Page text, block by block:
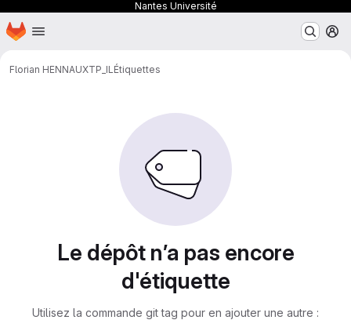
Nantes Université
Passer au contenu principal
Page d'accueil
Florian HENNAUXTP_IL Étiquettes
Le dépôt n’a pas encore
d'étiquette
Utilisez la commande git tag pour en ajouter une autre :